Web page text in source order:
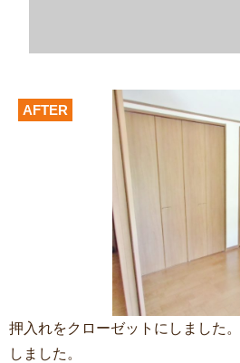
AFTER
押入れをクローゼットにしました
しました。